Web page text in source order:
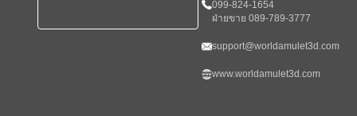
099-824-1654
ฝ่ายขาย 089-789-3777
support@worldamulet3d.com
www.worldamulet3d.com